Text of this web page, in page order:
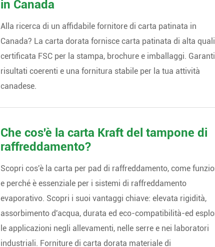
in Canada
Alla ricerca di un affidabile fornitore di carta patinata in
Canada? La carta dorata fornisce carta patinata di alta
certificata FSC per la stampa, brochure e imballaggi.
risultati coerenti e una fornitura stabile per la tua attività
canadese.
Che cos'è la carta Kraft del tampone di
raffreddamento?
Scopri cos'è la carta per pad di raffreddamento, come
e perché è essenziale per i sistemi di raffreddamento
evaporativo. Scopri i suoi vantaggi chiave: elevata rigidità,
assorbimento d'acqua, durata ed eco-compatibilità-ed
le applicazioni negli allevamenti, nelle serre e nei laboratori
industriali. Forniture di carta dorata materiale di